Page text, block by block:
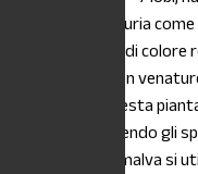
ricoperte di peluria
bilobati e sono di
color malva) con
della foglia. Questa
si muove seguendo gli
girasole. Della malva si